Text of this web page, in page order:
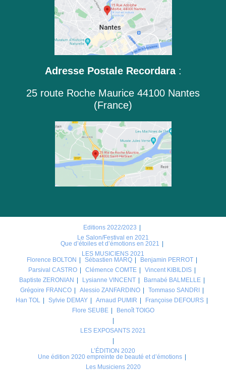
Adresse Postale Recordara:
25 route Roche Maurice 44100 Nantes
(France)
Editions 2022/2023
Le Salon/Festival en 2021
Que d’étoiles et d’émotions en 2021
LES MUSICIENS 2021
Florence BOLTON
Sébastien MARQ
Benjamin PERROT
Parsival CASTRO
Clémence COMTE
Vincent KIBILDIS
Baptiste ZERONIAN
Lysianne VINCENT
Barnabé BALMELLE
Grégoire FRANCO
Alessio ZANFARDINO
Tommaso SANDRI
Han TOL
Sylvie DEMAY Arnaud PUMIR
Françoise DEFOURS
Flore SEUBE
Benoît TOIGO
LES EXPOSANTS 2021
L’ÉDITION 2020
Une édition 2020 empreinte de beauté et d’émotions
Les Musiciens 2020